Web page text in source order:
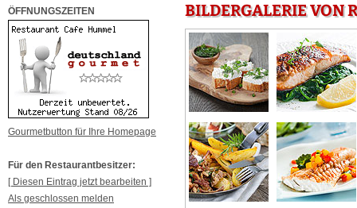
ÖFFNUNGSZEITEN
Gourmetbutton für Ihre Homepage
Für den Restaurantbesitzer:
[ Diesen Eintrag jetzt bearbeiten ]
Als geschlossen melden
BILDERGALERIE VON